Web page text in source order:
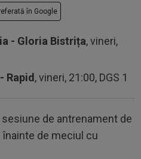
în Google
- Gloria Bistrița, vineri,
Rapid, vineri, 21:00, DGS 1
de antrenament de
de meciul cu